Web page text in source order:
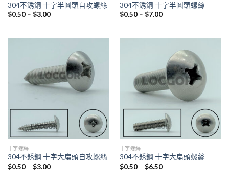
304不銹鋼 十字半圓頭自攻螺絲
$0.50– $3.00
304不銹鋼 十字半圓頭螺絲
$0.50– $7.00
十字螺絲
304不銹鋼 十字大扁頭自攻螺絲
$0.50– $3.00
十字螺絲
304不銹鋼 十字大扁頭螺絲
$0.50– $6.50